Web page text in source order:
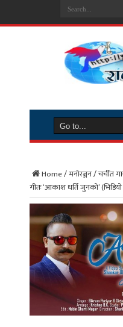
Home/मनोरञ्जन/चर्चीत
गीतः ‘आकाश धर्ति जुनको’